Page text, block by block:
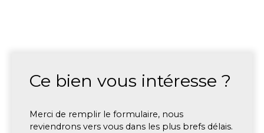
Ce bien vous intéresse ?
Merci de remplir le formulaire, nous
reviendrons vers vous dans les plus brefs délais.